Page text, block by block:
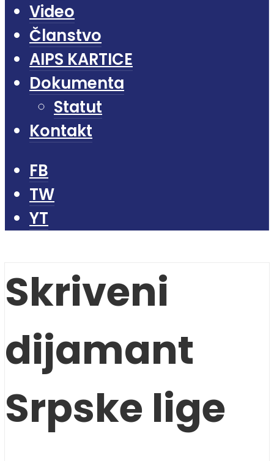
Video
Članstvo
AIPS KARTICE
Dokumenta
Statut
Kontakt
FB
TW
YT
Skriveni
dijamant
Srpske lige